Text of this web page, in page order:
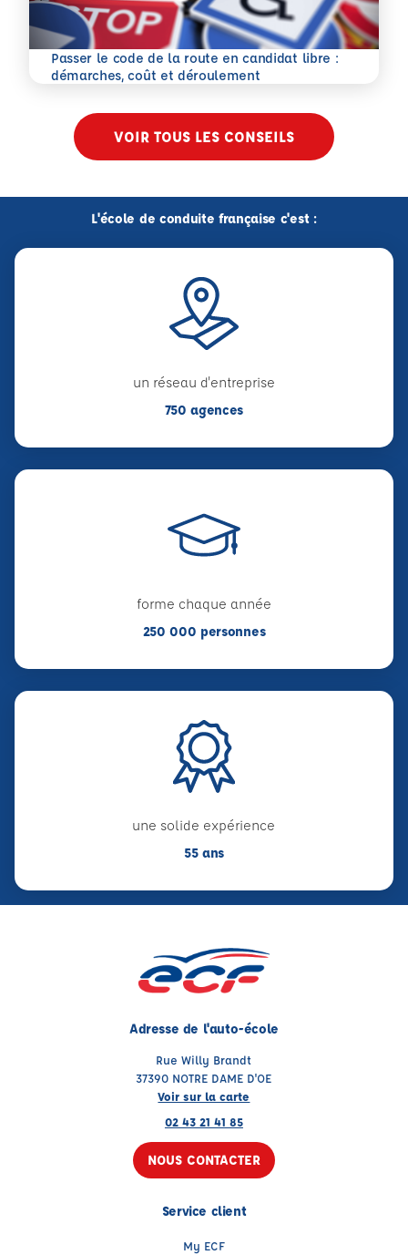
Passer le code de la route en candidat libre :
démarches, coût et déroulement
En savoir plus
VOIR TOUS LES CONSEILS
L'école de conduite française c'est :
un réseau d'entreprise
750 agences
forme chaque année
250 000 personnes
une solide expérience
55 ans
Adresse de l'auto-école
Rue Willy Brandt
37390 NOTRE DAME D'OE
Voir sur la carte
02 43 21 41 85
NOUS CONTACTER
Service client
My ECF